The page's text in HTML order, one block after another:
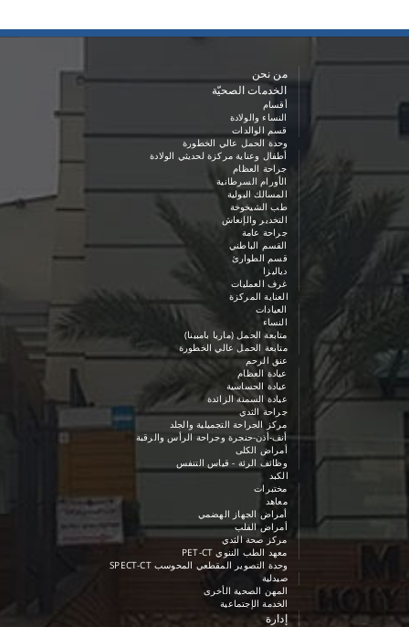
من نحن
الخدمات الصحيّة
أقسام
النساء والولادة
قسم الوالدات
وحدة الحمل عالي الخطورة
أطفال وعناية مركزة لحديثي الولادة
جراحة العظام
الأورام السرطانية
المسالك البولية
طب الشيخوخة
التخدير والإنعاش
جراحة عامة
القسم الباطني
قسم الطوارئ
دياليزا
غرف العمليات
العناية المركزة
العيادات
النساء
متابعة الحمل (ماريا بامبينا)
متابعة الحمل عالي الخطورة
عنق الرحم
عيادة العظام
عيادة الحساسية
عيادة السمنة الزائدة
جراحة الثدي
مركز الجراحة التجميلية والجلد
أنف-أذن-حنجرة وجراحة الرأس والرقبة
أمراض الكلى
وظائف الرئة - قياس التنفس
الكبد
مختبرات
معاهد
أمراض الجهاز الهضمي
أمراض القلب
مركز صحة الثدي
معهد الطب الننوي PET-CT
وحدة التصوير المقطعي المحوسب SPECT-CT
صيدلية
المهن الصحية الأخرى
الخدمة الإجتماعية
إدارة